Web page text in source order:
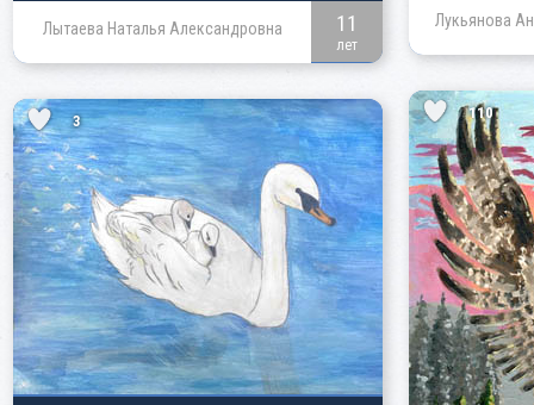
Лукьянова
Лытаева Наталья Александровна 11
лет
110
3